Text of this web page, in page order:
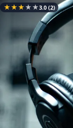
★★★★★3.0(2)